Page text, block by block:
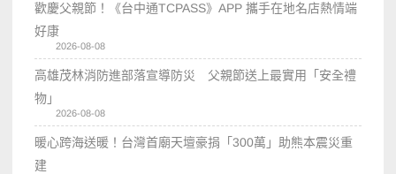
歡慶父親節！《台中通TCPASS》APP 攜手在地名店熱情端
好康
2026-08-08
高雄茂林消防進部落宣導防災 父親節送上最實用「安全禮
物」
2026-08-08
暖心跨海送暖！台灣首廟天壇豪捐「300萬」助熊本震災重
建